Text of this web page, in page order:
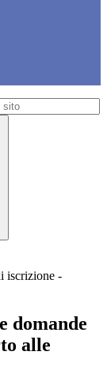
iscrizione -
domande
alle